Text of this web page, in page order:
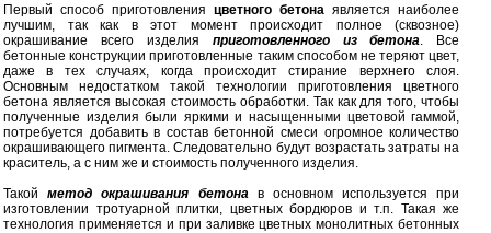
Первый способ приготовленияцветного бетонаявляется наиболее
лучшим, так как в этот момент происходит полное (сквозное)
окрашивание всего изделия приготовленного из бетона. Все
бетонные конструкции приготовленные таким способом не теряют цвет,
даже в тех случаях, когда происходит стирание верхнего слоя.
Основным недостатком такой технологии приготовления цветного
бетона является высокая стоимость обработки. Так как для того, чтобы
полученные изделия были яркими и насыщенными цветовой гаммой,
потребуется добавить в состав бетонной смеси огромное количество
окрашивающего пигмента. Следовательно будут возрастать затраты на
краситель, а с ним же и стоимость полученного изделия.
Такойметод окрашивания бетонав основном используется при
изготовлении тротуарной плитки, цветных бордюров и т.п. Такая же
технология применяется и при заливке цветных монолитных бетонных